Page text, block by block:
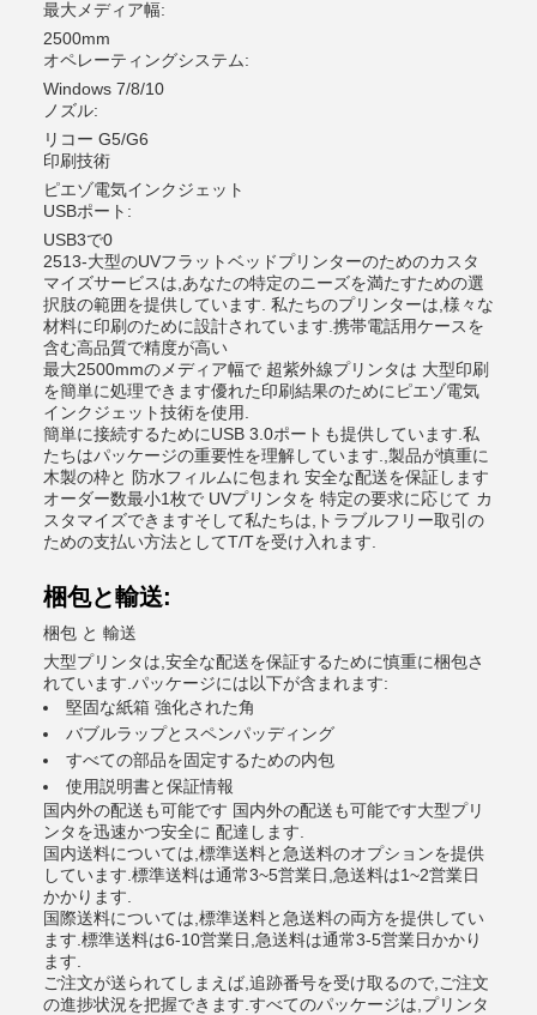
最大メディア幅:
2500mm
オペレーティングシステム:
Windows 7/8/10
ノズル:
リコー G5/G6
印刷技術
ピエゾ電気インクジェット
USBポート:
USB3で0
2513-大型のUVフラットベッドプリンターのためのカスタ
マイズサービスは,あなたの特定のニーズを満たすための選
択肢の範囲を提供しています. 私たちのプリンターは,様々な
材料に印刷のために設計されています.携帯電話用ケースを
含む高品質で精度が高い
最大2500mmのメディア幅で 超紫外線プリンタは 大型印刷
を簡単に処理できます優れた印刷結果のためにピエゾ電気
インクジェット技術を使用.
簡単に接続するためにUSB 3.0ポートも提供しています.私
たちはパッケージの重要性を理解しています.,製品が慎重に
木製の枠と 防水フィルムに包まれ 安全な配送を保証します
オーダー数最小1枚で UVプリンタを 特定の要求に応じて カ
スタマイズできますそして私たちは,トラブルフリー取引の
ための支払い方法としてT/Tを受け入れます.
梱包と輸送:
梱包 と 輸送
大型プリンタは,安全な配送を保証するために慎重に梱包さ
れています.パッケージには以下が含まれます:
堅固な紙箱 強化された角
バブルラップとスペンパッディング
すべての部品を固定するための内包
使用説明書と保証情報
国内外の配送も可能です 国内外の配送も可能です大型プリ
ンタを迅速かつ安全に 配達します.
国内送料については,標準送料と急送料のオプションを提供
しています.標準送料は通常3~5営業日,急送料は1~2営業日
かかります.
国際送料については,標準送料と急送料の両方を提供してい
ます.標準送料は6-10営業日,急送料は通常3-5営業日かかり
ます.
ご注文が送られてしまえば,追跡番号を受け取るので,ご注文
の進捗状況を把握できます.すべてのパッケージは,プリンタ